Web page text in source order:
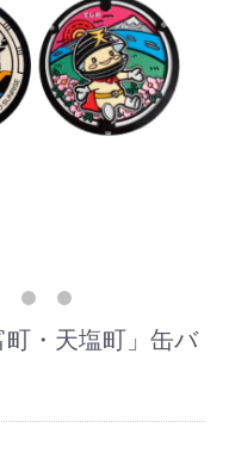
町・天塩町」缶バ